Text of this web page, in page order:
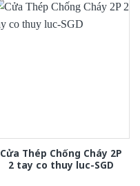
Cửa Thép Chống Cháy 2P
2 tay co thuy luc-SGD